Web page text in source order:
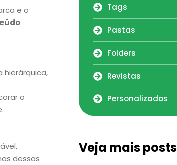
e o
hierárquica,
o
dessas
Tags
Pastas
Folders
Revistas
Personalizados
Veja mais posts